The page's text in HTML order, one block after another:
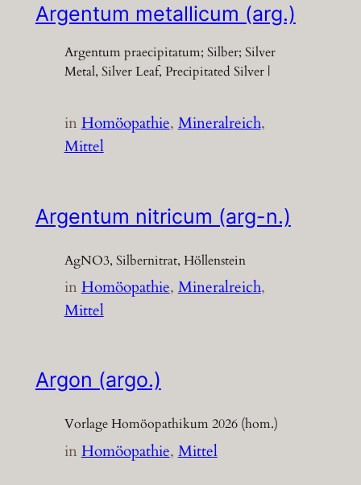
Argentum metallicum (arg.)
Argentum praecipitatum; Silber; Silver
Metal, Silver Leaf, Precipitated Silver |
inHomöopathie, Mineralreich
Mittel
Argentum nitricum (arg-n.)
AgNO3, Silbernitrat, Höllenstein
inHomöopathie, Mineralreich
Mittel
Argon (argo.)
Vorlage Homöopathikum 2026 (hom.)
inHomöopathie, Mittel